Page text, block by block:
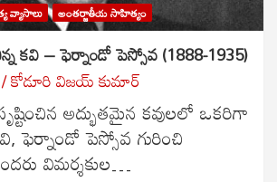
వ్యాసాలు అంతర్జాతీయ సాహిత్యం
కవి – ఫెర్నాండో పెస్సోవ (1888-1935)
కోడూరి విజయ్ కుమార్
అద్భుతమైన కవులలో ఒకరిగా
ఫెర్నాండో పెస్సోవ గురించి
విమర్శకుల…